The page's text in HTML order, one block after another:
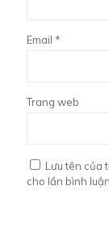
Email *
Trang web
Lưu tên của
cho lần bình